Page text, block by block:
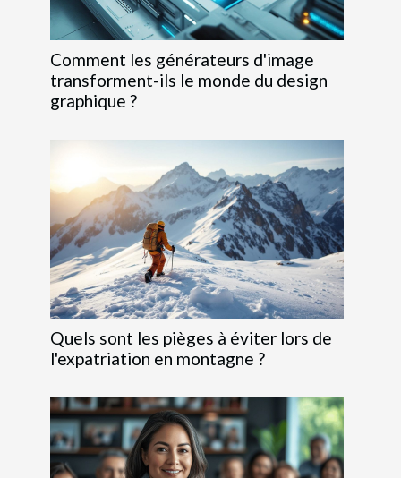
Comment les générateurs d'image
transforment-ils le monde du design
graphique ?
Quels sont les pièges à éviter lors de
l'expatriation en montagne ?